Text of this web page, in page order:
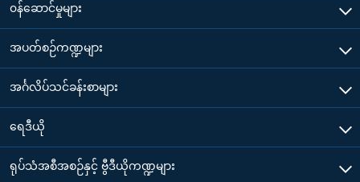
၀န်ဆောင်မှုများ
အပတ်စဉ်ကဏ္ဍများ
အင်္ဂလိပ်သင်ခန်းစာများ
ရေဒီယို
ရုပ်သံအစီအစဉ်နှင့် ဗွီဒီယိုကဏ္ဍများ